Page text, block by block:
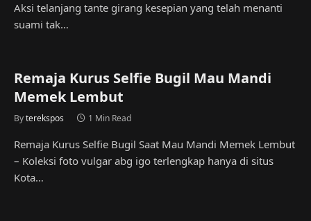
Aksi telanjang tante girang kesepian yang telah menanti
suami tak…
Remaja Kurus Selfie Bugil Mau Mandi
Memek Lembut
Byterekspos 1 Min Read
Remaja Kurus Selfie Bugil Saat Mau Mandi Memek Lembut
– Koleksi foto vulgar abg igo terlengkap hanya di situs
Kota…